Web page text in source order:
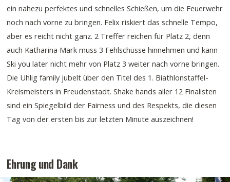
ein nahezu perfektes und schnelles Schießen, um die Feuerwehr
noch nach vorne zu bringen. Felix riskiert das schnelle Tempo,
aber es reicht nicht ganz. 2 Treffer reichen für Platz 2, denn
auch Katharina Mark muss 3 Fehlschüsse hinnehmen und kann
Ski you later nicht mehr von Platz 3 weiter nach vorne bringen.
Die Uhlig family jubelt über den Titel des 1. Biathlonstaffel-
Kreismeisters in Freudenstadt. Shake hands aller 12 Finalisten
sind ein Spiegelbild der Fairness und des Respekts, die diesen
Tag von der ersten bis zur letzten Minute auszeichnen!
Ehrung und Dank